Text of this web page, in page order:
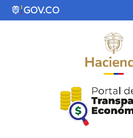
Saltar al contenido principal